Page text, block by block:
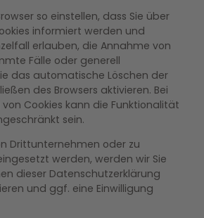
so einstellen, dass Sie über
informiert werden und
erlauben, die Annahme von
Fälle oder generell
das automatische Löschen der
des Browsers aktivieren. Bei
Cookies kann die Funktionalität
sein.
Drittunternehmen oder zu
werden, werden wir Sie
dieser Datenschutzerklärung
und ggf. eine Einwilligung